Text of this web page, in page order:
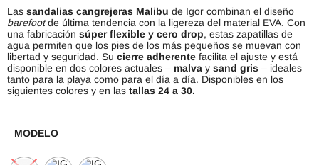
Las sandalias cangrejeras Malibu de Igor combinan el diseño
barefootde última tendencia con la ligereza del material EVA. Con
una fabricación súper flexible y cero drop, estas zapatillas de
agua permiten que los pies de los más pequeños se muevan con
libertad y seguridad. Su cierre adherente facilita el ajuste y está
disponible en dos colores actuales – malva y sand gris – ideales
tanto para la playa como para el día a día. Disponibles en los
siguientes colores y en las tallas 24 a 30.
MODELO